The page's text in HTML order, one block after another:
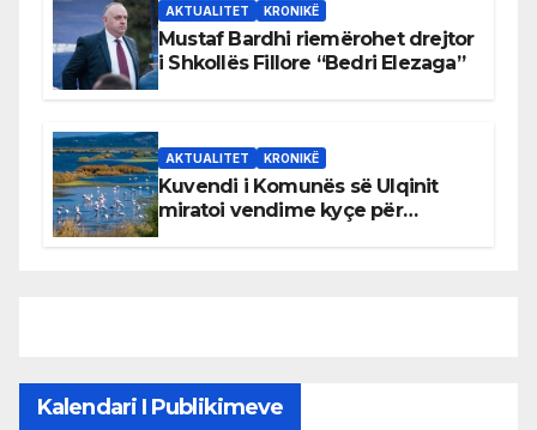
AKTUALITET KRONIKË
Mustaf Bardhi riemërohet drejtor
i Shkollës Fillore “Bedri Elezaga”
AKTUALITET KRONIKË
Kuvendi i Komunës së Ulqinit
miratoi vendime kyçe për
Kalendari I Publikimeve